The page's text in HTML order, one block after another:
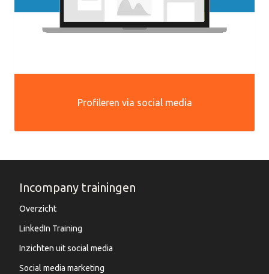
Profileren via social media
Incompany trainingen
Overzicht
LinkedIn Training
Inzichten uit social media
Social media marketing